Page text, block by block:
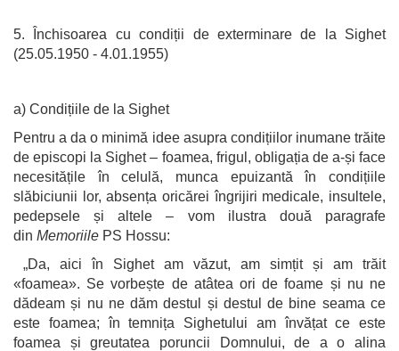
5. Închisoarea cu condiții de exterminare de la Sighet
(25.05.1950 - 4.01.1955)
a) Condițiile de la Sighet
Pentru a da o minimă idee asupra condițiilor inumane trăite
de episcopi la Sighet – foamea, frigul, obligația de a-și face
necesitățile în celulă, munca epuizantă în condițiile
slăbiciunii lor, absența oricărei îngrijiri medicale, insultele,
pedepsele și altele – vom ilustra două paragrafe
din Memoriile PS Hossu:
„Da, aici în Sighet am văzut, am simțit și am trăit
«foamea». Se vorbește de atâtea ori de foame și nu ne
dădeam și nu ne dăm destul și destul de bine seama ce
este foamea; în temnița Sighetului am învățat ce este
foamea și greutatea poruncii Domnului, de a o alina